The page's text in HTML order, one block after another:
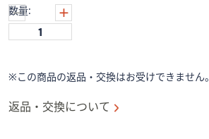
て
閲
覧
き
す。
数量:
※この商品の返品・交換はお受けできません。
返品・交換について